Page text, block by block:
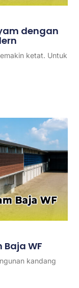
dengan
ketat. Untuk
WF
kandang